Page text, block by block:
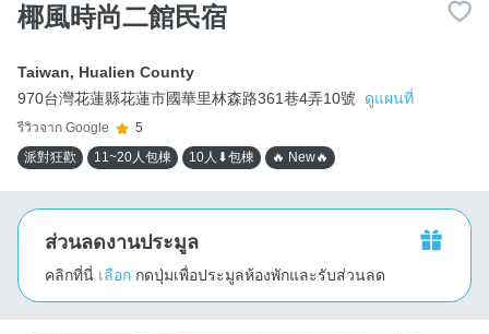
椰風時尚二館民宿
Taiwan, Hualien County
970台灣花蓮縣花蓮市國華里林森路361巷4弄10號
ดูแผนที่
รีวิวจาก Google
5
派對狂歡
11~20人包棟 10人⬇包棟 🔥 New🔥
ส่วนลดงานประมูล
คลิกที่นี่ เลือก กดปุ่มเพื่อประมูลห้องพักและรับส่วนลด